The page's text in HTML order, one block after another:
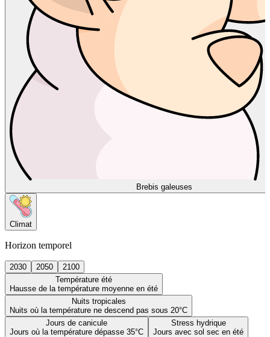
Brebis galeuses
Climat
Horizon temporel
2030 2050
2100
Température été
Hausse de la température moyenne en été
Nuits tropicales
Nuits où la température ne descend pas sous 20°C
Jours de canicule
Jours où la température dépasse 35°C
Stress hydrique
Jours avec sol sec en été